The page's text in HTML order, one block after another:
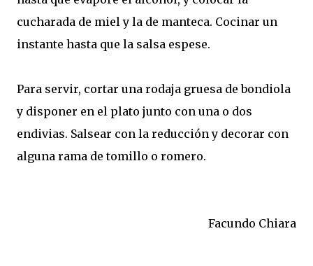
cucharada de miel y la de manteca. Cocinar un
instante hasta que la salsa espese.
Para servir, cortar una rodaja gruesa de bondiola
y disponer en el plato junto con una o dos
endivias. Salsear con la reducción y decorar con
alguna rama de tomillo o romero.
Facundo Chiara